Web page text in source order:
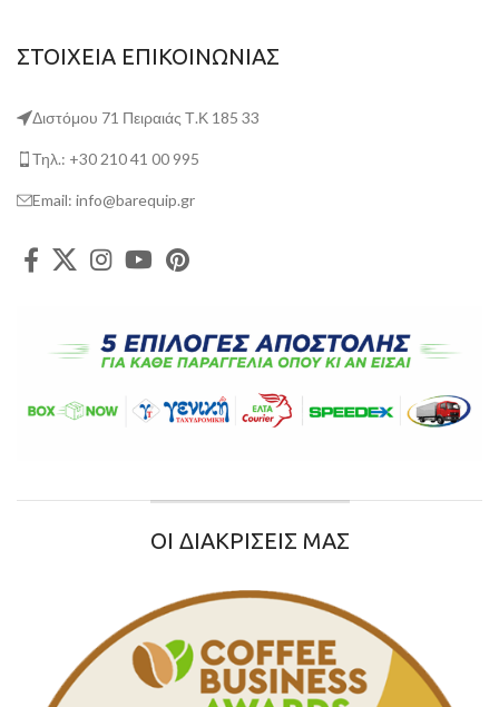
ΣΤΟΙΧΕΙΑ ΕΠΙΚΟΙΝΩΝΙΑΣ
Διστόμου 71 Πειραιάς Τ.Κ 185 33
Τηλ.: +30 210 41 00 995
Email: info@barequip.gr
ΟΙ ΔΙΑΚΡΙΣΕΙΣ ΜΑΣ